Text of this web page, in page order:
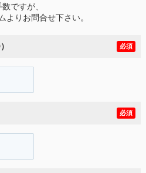
ですが、
よりお問合せ下さい。
必須
必須